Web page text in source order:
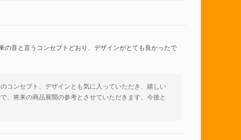
音と言うコンセプトどおり、デザインがとても良かったで
ンセプト、デザインとも気に入っていただき、嬉しい
、将来の商品展開の参考とさせていただきます。今後と